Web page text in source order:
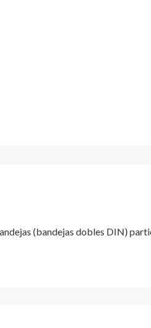
(bandejas dobles DIN)